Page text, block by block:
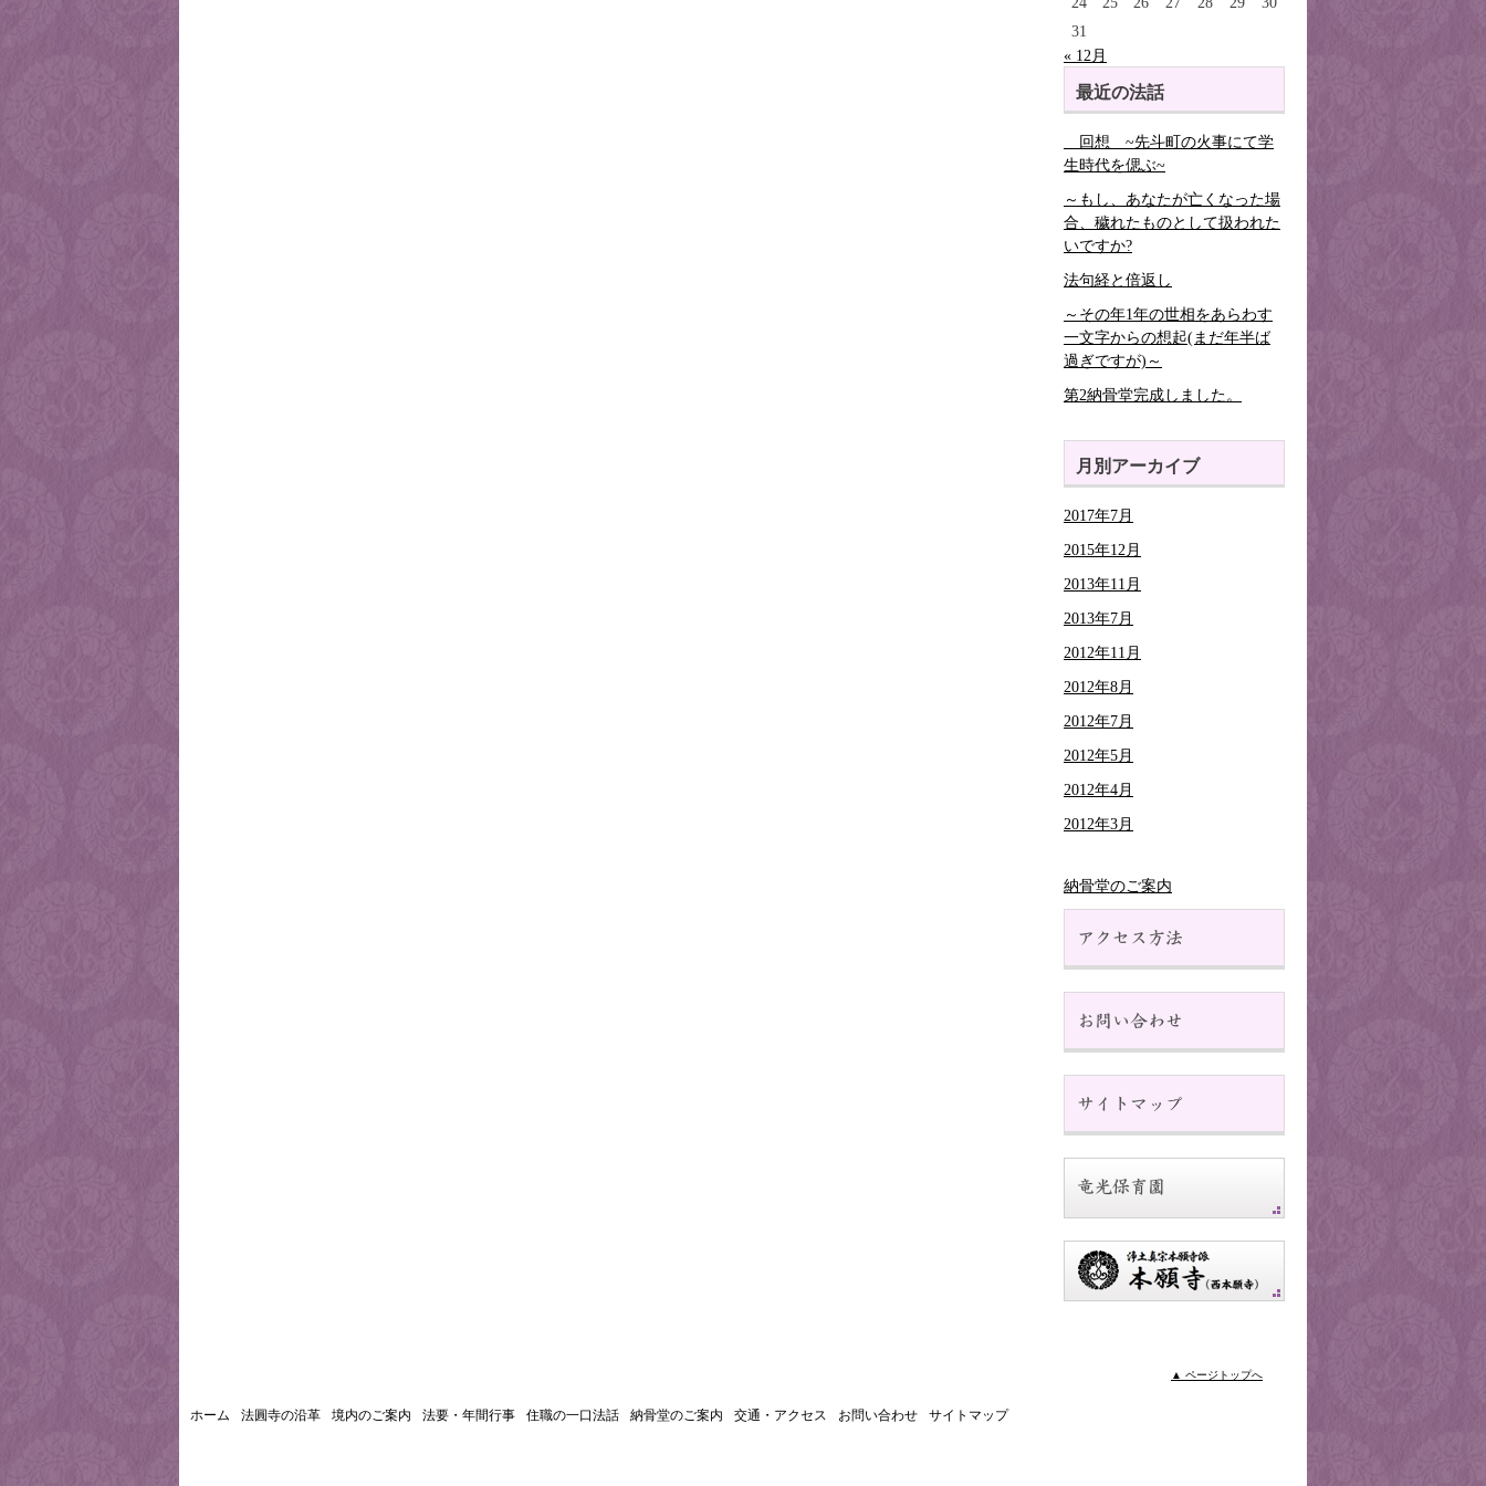
31
« 12月
最近の法話
回想 ~先斗町の火事にて学
生時代を偲ぶ~
～もし、あなたが亡くなった場
合、穢れたものとして扱われた
いですか?
法句経と倍返し
～その年1年の世相をあらわす
一文字からの想起(まだ年半ば
過ぎですが)～
第2納骨堂完成しました。
月別アーカイブ
2017年7月
2015年12月
2013年11月
2013年7月
2012年11月
2012年8月
2012年7月
2012年5月
2012年4月
2012年3月
納骨堂のご案内
▲ ページトップへ
ホーム 法圓寺の沿革 境内のご案内 法要・年間行事 住職の一口法話 納骨堂のご案内 交通・アクセス お問い合わせ サイトマップ